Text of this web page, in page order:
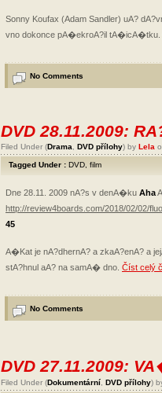
Sonny Koufax (Adam Sandler) uA?
vno dokonce pA�ekroA?il tA�icA�tku.
No Comments
DVD 28.11.2009:
Filed Under (Drama DVD přílohy) by Lela
Tagged Under : DVD film
Dne 28.11. 2009 nA?s v denA�ku Aha
http://review4boards.com/2018/02/02/
45
A�Kat je nA?dhernA? a zkaA?enA? a
stA?hnul aA? na samA� dno. Číst celý
No Comments
DVD 27.11.2009:
Filed Under (Dokumentární DVD přílohy)